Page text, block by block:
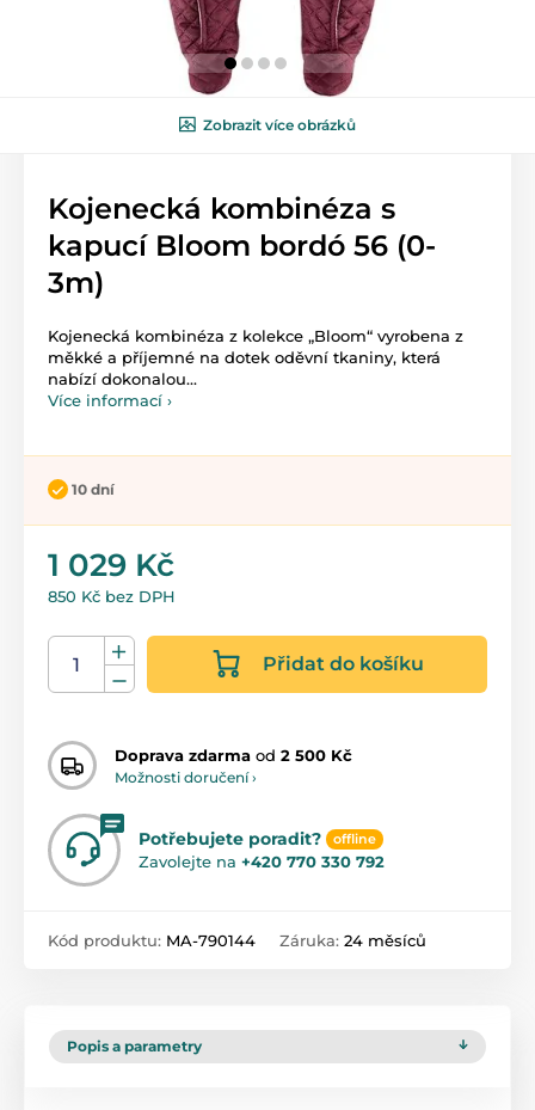
Zobrazit více obrázků
Kojenecká kombinéza s
kapucí Bloom bordó 56 (0-
3m)
Kojenecká kombinéza z kolekce „Bloom“ vyrobena z
měkké a příjemné na dotek oděvní tkaniny, která
nabízí dokonalou...
Více informací ›
10 dní
1 029 Kč
850 Kč bez DPH
Přidat do košíku
Doprava zdarma od 2 500 Kč
Možnosti doručení ›
Potřebujete poradit? offline
Zavolejte na +420 770 330 792
Kód produktu: MA-790144 Záruka: 24 měsíců
Popis a parametry